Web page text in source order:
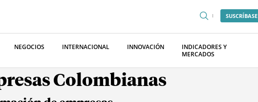
SUSCRÍBASE
NEGOCIOS INTERNACIONAL INNOVACIÓN
INDICADORES Y
MERCADOS
Colombianas